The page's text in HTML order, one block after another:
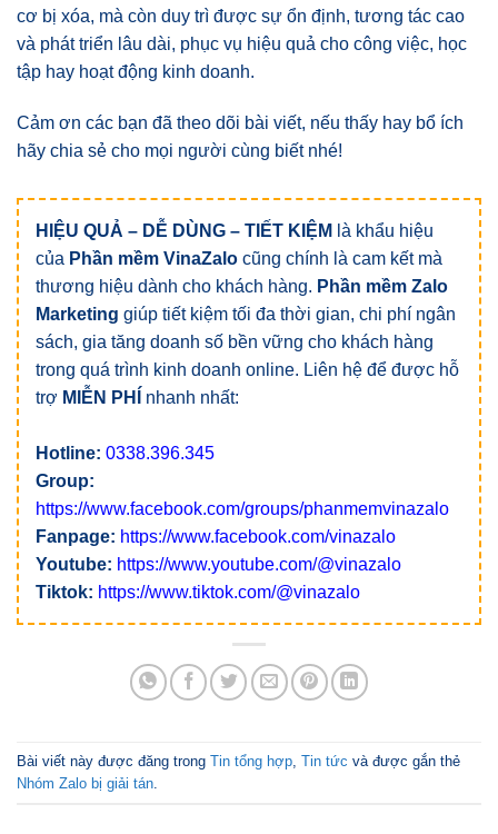
cơ bị xóa, mà còn duy trì được sự ổn định, tương tác cao
và phát triển lâu dài, phục vụ hiệu quả cho công việc, học
tập hay hoạt động kinh doanh.
Cảm ơn các bạn đã theo dõi bài viết, nếu thấy hay bổ ích
hãy chia sẻ cho mọi người cùng biết nhé!
HIỆU QUẢ – DỄ DÙNG – TIẾT KIỆM là khẩu hiệu
của Phần mềm VinaZalo cũng chính là cam kết mà
thương hiệu dành cho khách hàng. Phần mềm Zalo
Marketing giúp tiết kiệm tối đa thời gian, chi phí ngân
sách, gia tăng doanh số bền vững cho khách hàng
trong quá trình kinh doanh online. Liên hệ để được hỗ
trợ MIỄN PHÍ nhanh nhất:
Hotline: 0338.396.345
Group:
https://www.facebook.com/groups/phanmemvinazalo
Fanpage: https://www.facebook.com/vinazalo
Youtube: https://www.youtube.com/@vinazalo
Tiktok: https://www.tiktok.com/@vinazalo
Bài viết này được đăng trong Tin tổng hợp Tin tức và được gắn thẻ
Nhóm Zalo bị giải tán